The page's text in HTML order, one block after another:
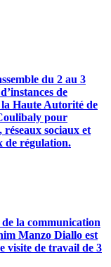
du 2 au 3
de
Haute Autorité de
pour
sociaux et
de régulation.
la communication
Manzo Diallo est
visite de travail de 3